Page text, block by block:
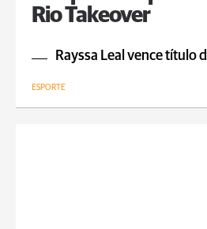
Rio Takeover
Rayssa Leal vence título
ESPORTE